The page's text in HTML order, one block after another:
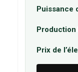
Puissance
Prix de